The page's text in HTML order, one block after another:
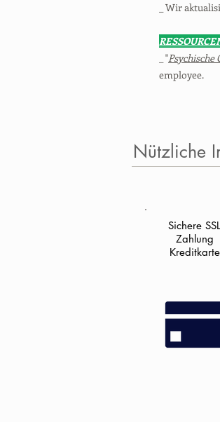
_ Wir
_ "
employee.
Nützliche
Sichere
Zahlung
Kreditkarte